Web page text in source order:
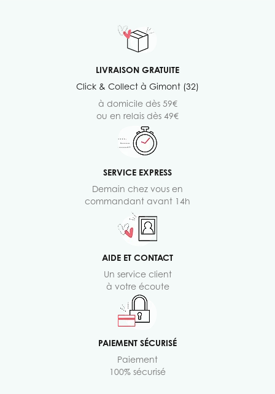
LIVRAISON GRATUITE
Click & Collect à Gimont (32)
à domicile dès 59€
ou en relais dès 49€
SERVICE EXPRESS
Demain chez vous en
commandant avant 14h
AIDE ET CONTACT
Un service client
à votre écoute
PAIEMENT SÉCURISÉ
Paiement
100% sécurisé